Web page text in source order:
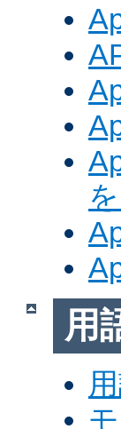
用